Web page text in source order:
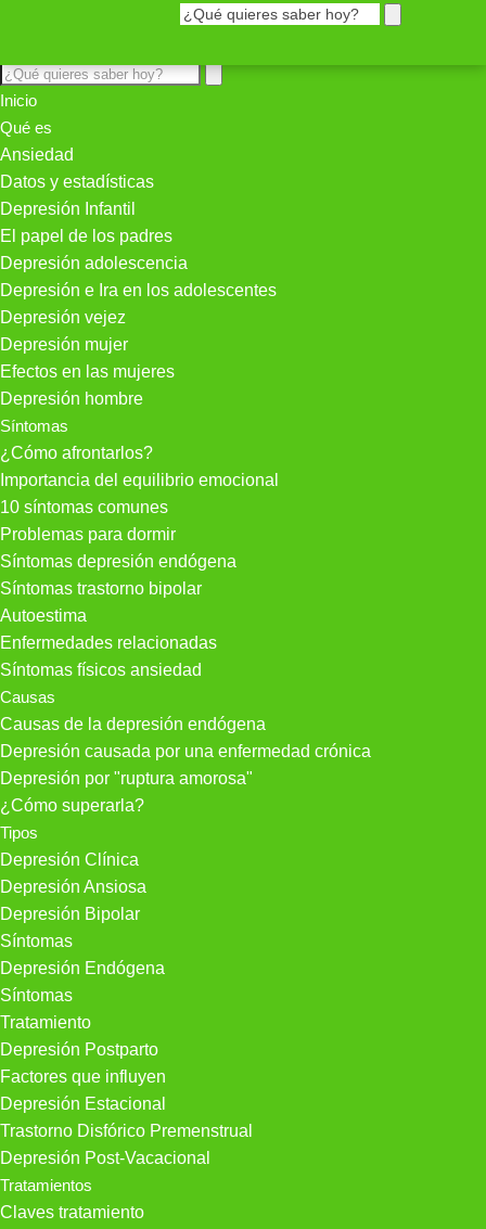
Inicio
Qué es
Ansiedad
Datos y estadísticas
Depresión Infantil
El papel de los padres
Depresión adolescencia
Depresión e Ira en los adolescentes
Depresión vejez
Depresión mujer
Efectos en las mujeres
Depresión hombre
Síntomas
¿Cómo afrontarlos?
Importancia del equilibrio emocional
10 síntomas comunes
Problemas para dormir
Síntomas depresión endógena
Síntomas trastorno bipolar
Autoestima
Enfermedades relacionadas
Síntomas físicos ansiedad
Causas
Causas de la depresión endógena
Depresión causada por una enfermedad crónica
Depresión por "ruptura amorosa"
¿Cómo superarla?
Tipos
Depresión Clínica
Depresión Ansiosa
Depresión Bipolar
Síntomas
Depresión Endógena
Síntomas
Tratamiento
Depresión Postparto
Factores que influyen
Depresión Estacional
Trastorno Disfórico Premenstrual
Depresión Post-Vacacional
Tratamientos
Claves tratamiento